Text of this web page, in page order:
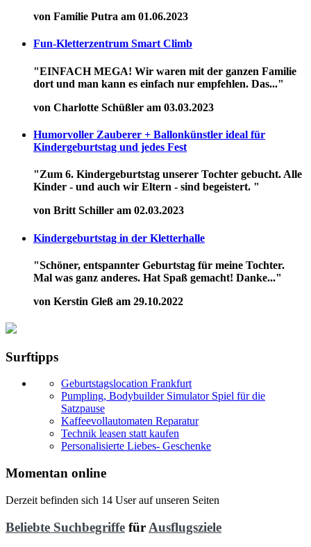
von Familie Putra am 01.06.2023
Fun-Kletterzentrum Smart Climb
"EINFACH MEGA! Wir waren mit der ganzen Familie
dort und man kann es einfach nur empfehlen. Das..."
von Charlotte Schüßler am 03.03.2023
Humorvoller Zauberer + Ballonkünstler ideal für
Kindergeburtstag und jedes Fest
"Zum 6. Kindergeburtstag unserer Tochter gebucht. Alle
Kinder - und auch wir Eltern - sind begeistert. "
von Britt Schiller am 02.03.2023
Kindergeburtstag in der Kletterhalle
"Schöner, entspannter Geburtstag für meine Tochter.
Mal was ganz anderes. Hat Spaß gemacht! Danke..."
von Kerstin Gleß am 29.10.2022
Surftipps
Geburtstagslocation Frankfurt
Pumpling, Bodybuilder Simulator Spiel für die
Satzpause
Kaffeevollautomaten Reparatur
Technik leasen statt kaufen
Personalisierte Liebes- Geschenke
Momentan online
Derzeit befinden sich 14 User auf unseren Seiten
Beliebte Suchbegriffe für Ausflugsziele